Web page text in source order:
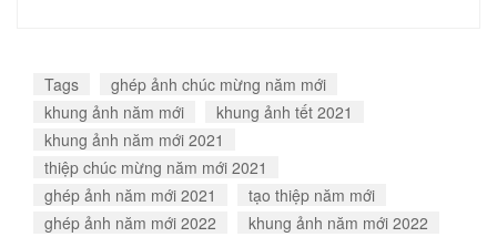
Tags
ghép ảnh chúc mừng năm mới
khung ảnh năm mới
khung ảnh tết 2021
khung ảnh năm mới 2021
thiệp chúc mừng năm mới 2021
ghép ảnh năm mới 2021
tạo thiệp năm mới
ghép ảnh năm mới 2022
khung ảnh năm mới 2022